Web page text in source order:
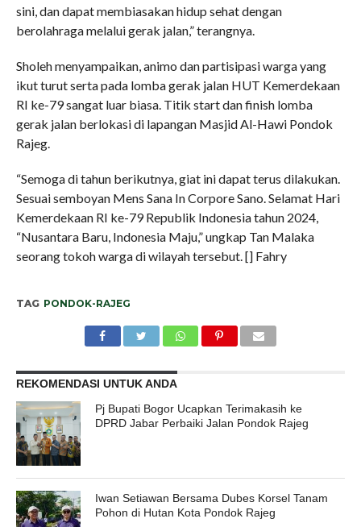
sini, dan dapat membiasakan hidup sehat dengan
berolahraga melalui gerak jalan,” terangnya.
Sholeh menyampaikan, animo dan partisipasi warga yang
ikut turut serta pada lomba gerak jalan HUT Kemerdekaan
RI ke-79 sangat luar biasa. Titik start dan finish lomba
gerak jalan berlokasi di lapangan Masjid Al-Hawi Pondok
Rajeg.
“Semoga di tahun berikutnya, giat ini dapat terus dilakukan.
Sesuai semboyan Mens Sana In Corpore Sano. Selamat Hari
Kemerdekaan RI ke-79 Republik Indonesia tahun 2024,
“Nusantara Baru, Indonesia Maju,” ungkap Tan Malaka
seorang tokoh warga di wilayah tersebut. [] Fahry
TAG PONDOK-RAJEG
REKOMENDASI UNTUK ANDA
Pj Bupati Bogor Ucapkan Terimakasih ke
DPRD Jabar Perbaiki Jalan Pondok Rajeg
Iwan Setiawan Bersama Dubes Korsel Tanam
Pohon di Hutan Kota Pondok Rajeg